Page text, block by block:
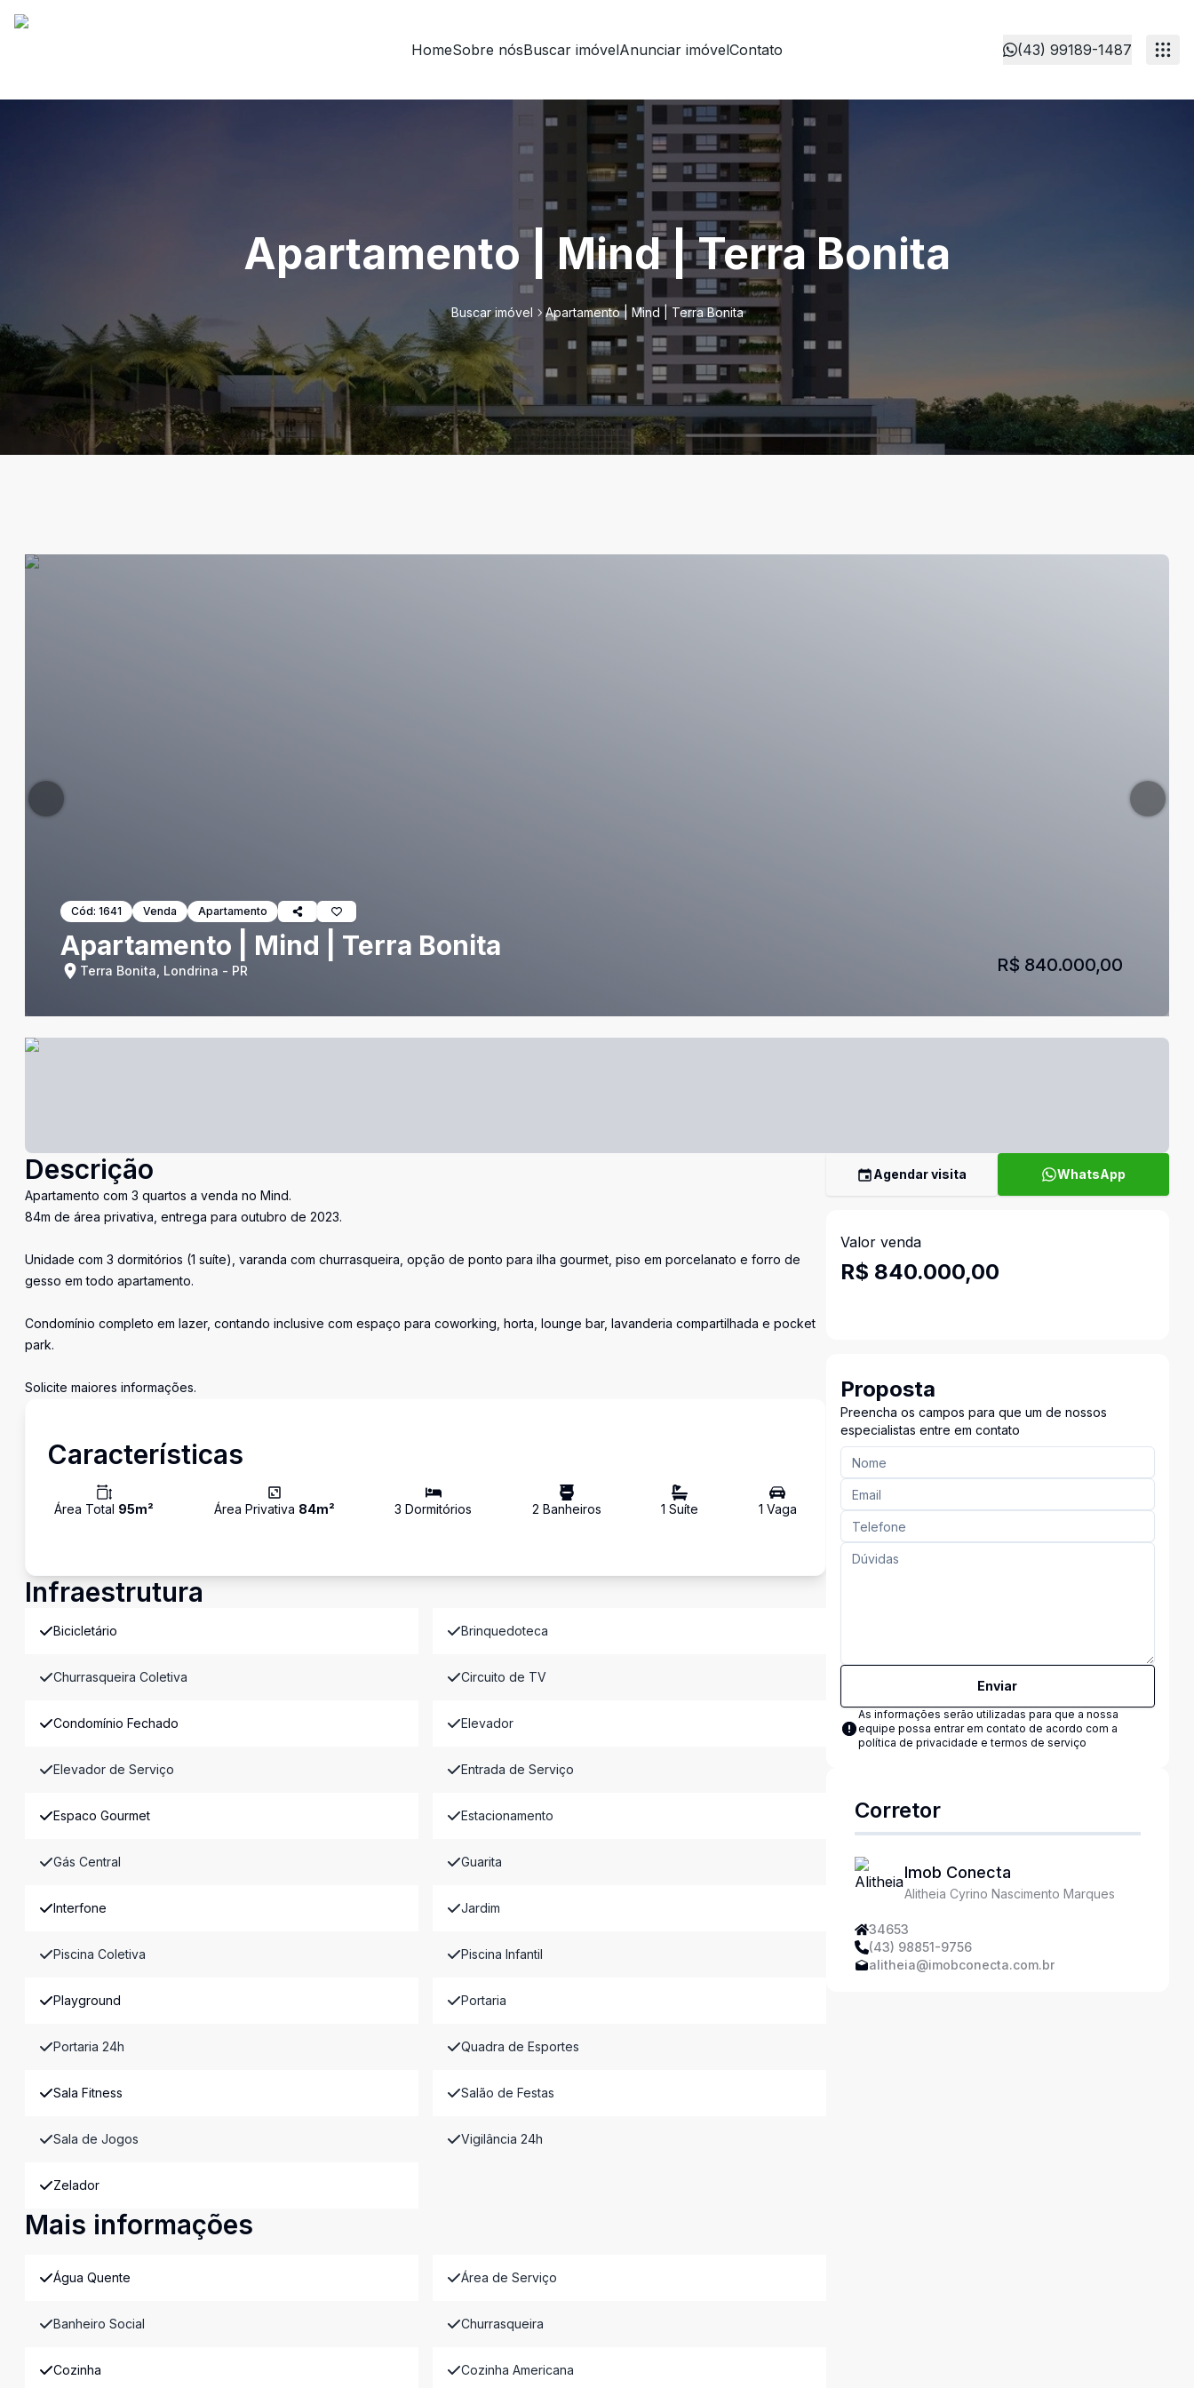
HomeSobre nósBuscar imóvelAnunciar imóvelContato (43) 99189-1487
Apartamento | Mind | Terra Bonita
Buscar imóvel Apartamento | Mind | Terra Bonita
Cód: 1641 Venda Apartamento
Apartamento | Mind | Terra Bonita
Terra Bonita, Londrina - PR R$ 840.000,00
Descrição
Apartamento com 3 quartos a venda no Mind.
84m de área privativa, entrega para outubro de 2023.
Unidade com 3 dormitórios (1 suíte), varanda com churrasqueira, opção de ponto para ilha gourmet, piso em porcelanato e forro de
gesso em todo apartamento.
Condomínio completo em lazer, contando inclusive com espaço para coworking, horta, lounge bar, lavanderia compartilhada e pocket
park.
Solicite maiores informações.
Características
Área Total 95m² Área Privativa 84m² 3 Dormitórios 2 Banheiros 1 Suíte 1 Vaga
Infraestrutura
Bicicletário Brinquedoteca
Churrasqueira Coletiva Circuito de TV
Condomínio Fechado Elevador
Elevador de Serviço Entrada de Serviço
Espaco Gourmet Estacionamento
Gás Central Guarita
Interfone Jardim
Piscina Coletiva Piscina Infantil
Playground Portaria
Portaria 24h Quadra de Esportes
Sala Fitness Salão de Festas
Sala de Jogos Vigilância 24h
Zelador
Mais informações
Água Quente Área de Serviço
Banheiro Social Churrasqueira
Cozinha Cozinha Americana
Agendar visita WhatsApp
Valor venda
R$ 840.000,00
Proposta
Preencha os campos para que um de nossos
especialistas entre em contato
Enviar
As informações serão utilizadas para que a nossa
equipe possa entrar em contato de acordo com a
política de privacidade e termos de serviço
Corretor
Imob Conecta
Alitheia Cyrino Nascimento Marques
34653
(43) 98851-9756
alitheia@imobconecta.com.br